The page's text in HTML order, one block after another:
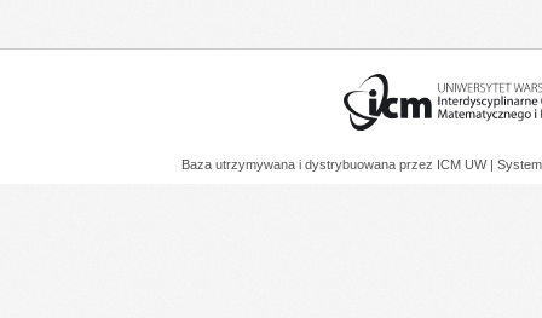
Baza utrzymywana i dystrybuowana przez ICM UW |